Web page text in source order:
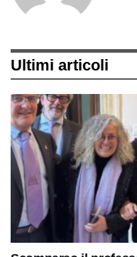
Ultimi articoli